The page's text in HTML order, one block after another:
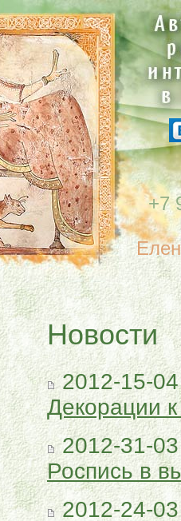
Новости
2012-15-04
Декорации
2012-31-03
Роспись в
2012-24-03
+7